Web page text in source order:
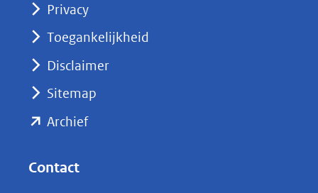
nieuw
naar
Privacy
Toegankelijkheid
Disclaimer
Sitemap
Archief(opent
Contact